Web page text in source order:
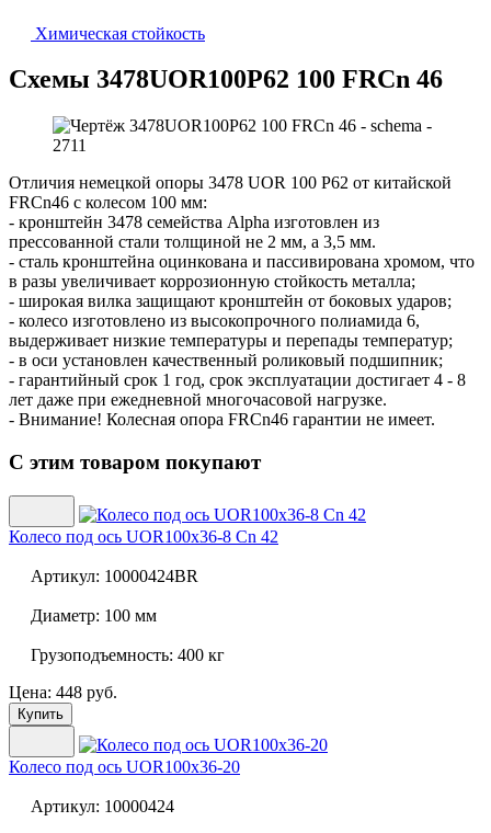
Химическая стойкость
Схемы 3478UOR100P62 100 FRCn 46
Отличия немецкой опоры 3478 UOR 100 P62 от китайской
FRCn46 с колесом 100 мм:
- кронштейн 3478 семейства Alpha изготовлен из
прессованной стали толщиной не 2 мм, а 3,5 мм.
- сталь кронштейна оцинкована и пассивирована хромом, что
в разы увеличивает коррозионную стойкость металла;
- широкая вилка защищают кронштейн от боковых ударов;
- колесо изготовлено из высокопрочного полиамида 6,
выдерживает низкие температуры и перепады температур;
- в оси установлен качественный роликовый подшипник;
- гарантийный срок 1 год, срок эксплуатации достигает 4 - 8
лет даже при ежедневной многочасовой нагрузке.
- Внимание! Колесная опора FRCn46 гарантии не имеет.
С этим товаром покупают
Колесо под ось UOR100x36-8 Cn 42
Артикул: 10000424BR
Диаметр: 100 мм
Грузоподъемность: 400 кг
Цена: 448 руб.
Купить
Колесо под ось UOR100x36-20
Артикул: 10000424